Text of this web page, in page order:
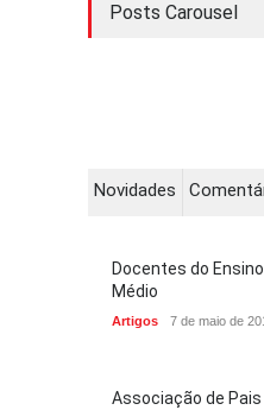
Posts Carousel
Novidades
Docentes do
Médio
Artigos 7 de maio de
Associação de